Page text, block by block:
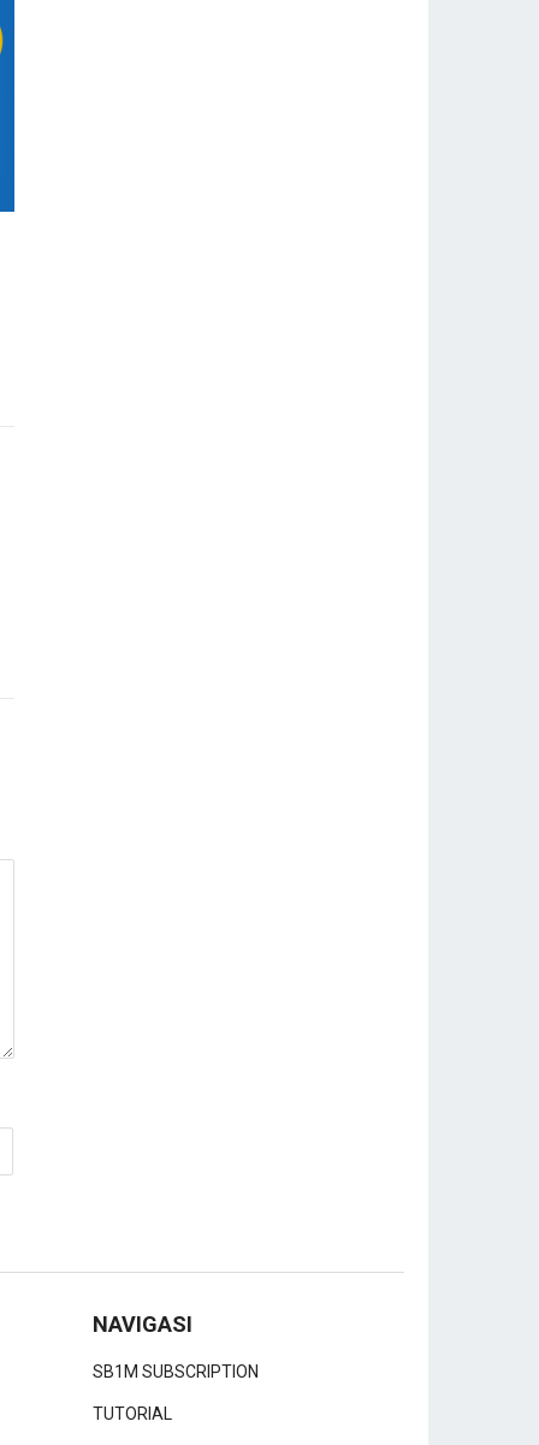
NAVIGASI
SB1M SUBSCRIPTION
TUTORIAL